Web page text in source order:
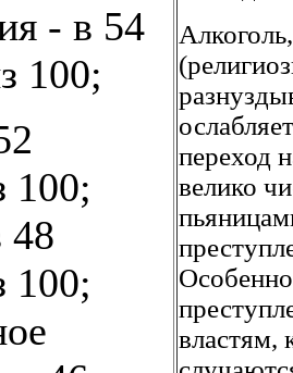
- в 54
100;
100;
48
100;
переход
велико
властям,